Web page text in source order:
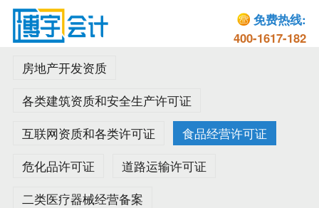
免费热线:
400-1617-182
房地产开发资质
各类建筑资质和安全生产许可证
互联网资质和各类许可证
食品经营许可证
危化品许可证
道路运输许可证
二类医疗器械经营备案